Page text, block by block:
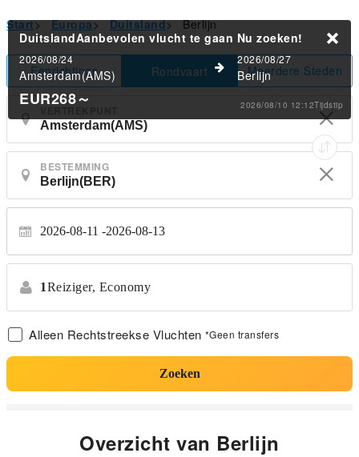
Start> Europa> Duitsland> Berlijn
Eenrichtings Rondvaart Meerdere Steden
BESTEMMING
2026-08-11 2026-08-13
1Reiziger, Economy
Alleen Rechtstreekse Vluchten *Geen transfers
Zoeken
DuitslandAanbevolen vlucht te gaan Nu zoeken!
2026/08/24
Amsterdam(AMS)
2026/08/27
Berlijn
EUR268～ 2026/08/10 12:12Tijdstip
Overzicht van Berlijn